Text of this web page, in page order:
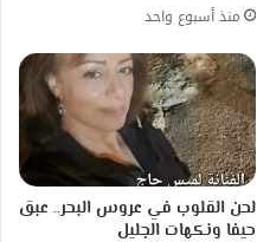
منذ أسبوع واحد
لحن القلوب في عروس البحر.. عبق
حيفا ونكهات الجليل